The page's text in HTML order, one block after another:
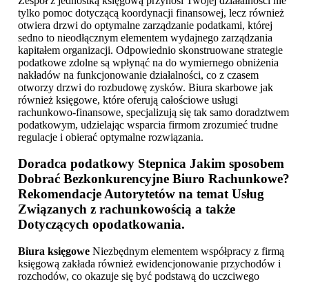
tylko pomoc dotyczącą koordynacji finansowej, lecz również
otwiera drzwi do optymalne zarządzanie podatkami, której
sedno to nieodłącznym elementem wydajnego zarządzania
kapitałem organizacji. Odpowiednio skonstruowane strategie
podatkowe zdolne są wpłynąć na do wymiernego obniżenia
nakładów na funkcjonowanie działalności, co z czasem
otworzy drzwi do rozbudowę zysków. Biura skarbowe jak
również księgowe, które oferują całościowe usługi
rachunkowo-finansowe, specjalizują się tak samo doradztwem
podatkowym, udzielając wsparcia firmom zrozumieć trudne
regulacje i obierać optymalne rozwiązania.
Doradca podatkowy Stepnica Jakim sposobem
Dobrać Bezkonkurencyjne Biuro Rachunkowe?
Rekomendacje Autorytetów na temat Usług
Związanych z rachunkowością a także
Dotyczących opodatkowania.
Biura księgowe Niezbędnym elementem współpracy z firmą
księgową zakłada również ewidencjonowanie przychodów i
rozchodów, co okazuje się być podstawą do uczciwego